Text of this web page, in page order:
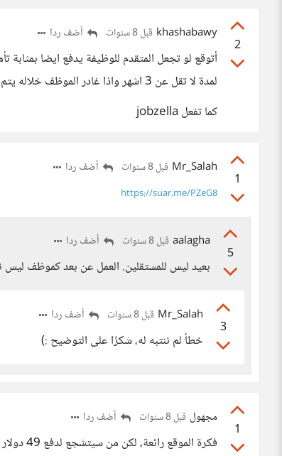
2
khashabawy قبل 8 سنوات أضف ردا
أتوقع لو تجعل المتقدم للوظيفة يدفع ايضا
لمدة لا تقل عن 3 اشهر واذا غادر الموظف خلاله يتم مساعدته مجانا للحصول على غيره
كما تفعل jobzella
1
Mr_Salah قبل 8 سنوات أضف ردا
https://suar.me/PZeG8
5
aalagha قبل 8 سنوات أضف ردا
بعيد ليس للمستقلين. العمل عن بعد كموظف ليس
3
Mr_Salah قبل 8 سنوات أضف ردا
خطأ لم ننتبه له، شكرًا على التوضيح :)
1
مجهول قبل 8 سنوات أضف ردا
فكرة الموقع رائعة، لكن من سيتشجع لدفع 49 دولار من أجل نشر بحث عن التوظيف في الموقع؟